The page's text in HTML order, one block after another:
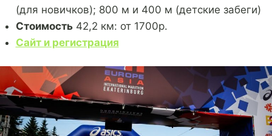
(для новичков); 800 м и 400 м (детские забеги)
Стоимость42,2 км: от 1700р.
Сайт и регистрация